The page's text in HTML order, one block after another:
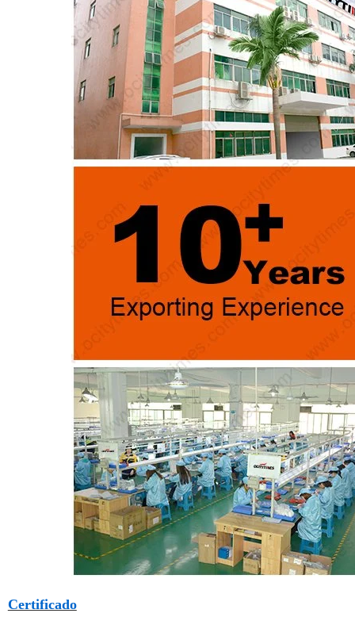
Certificado